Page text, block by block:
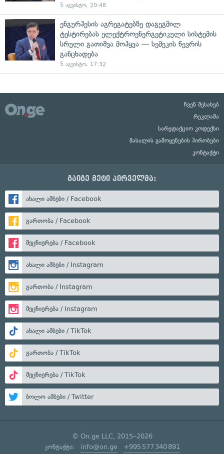
5 აგვისტო, 20:48
ენგურჰესის აგრეგატებზე დაგეგმილ
ტესტირებას ელექტროენერგეტიკული სისტემის
სრული გათიშვა მოჰყვა — სემეკის წევრის
განცხადება
5 აგვისტო, 17:32
ჩვენ შესახებ
რეკლამა
სარედაქციო კოდექსი
მასალის გამოყენების პირობები
კონტაქტი
გაიგე მეტი პირველმა:
ახალი ამბები / Facebook
გართობა / Facebook
მეცნიერება / Facebook
ახალი ამბები / Instagram
გართობა / Instagram
მეცნიერება / Instagram
ახალი ამბები / TikTok
გართობა / TikTok
მეცნიერება / TikTok
ბოლო ამბები / Twitter
© On.ge LLC, 2015–2026
კონტაქტი: info@on.ge +995 577 340 891